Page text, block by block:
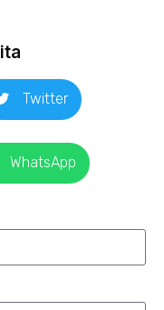
Twitter
WhatsApp